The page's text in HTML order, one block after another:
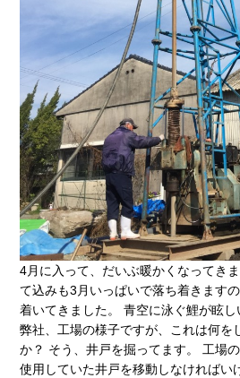
4月に入って、だいぶ暖かくなってき
て込みも3月いっぱいで落ち着きます
着いてきました。 青空に泳ぐ鯉が眩し
弊社、工場の様子ですが、これは何を
か？ そう、井戸を掘ってます。 工場
使用していた井戸を移動しなければい